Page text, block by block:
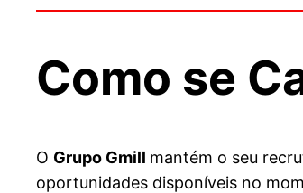
Como se
O Grupo Gmill mantém o seu
oportunidades disponíveis no